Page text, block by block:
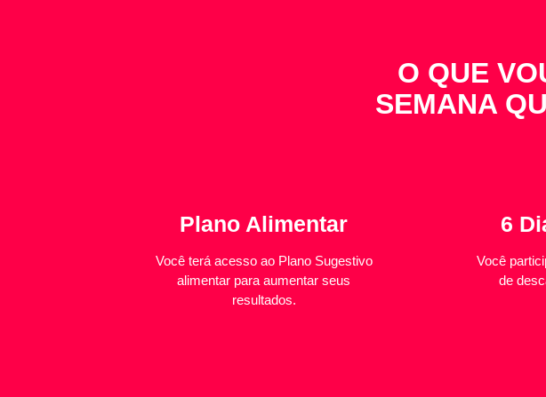
O QUE
SEMANA
Plano Alimentar
Você terá acesso ao Plano Sugestivo
alimentar para aumentar seus
resultados.
6
Você
de